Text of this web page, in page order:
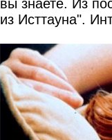
вы знаете. Из
из Исттауна".